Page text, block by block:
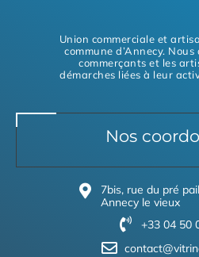
Union commerciale et
commune d’Annecy.
commerçants et les
démarches liées à leur
Nos
7bis, rue du pré
Annecy le vieux
+33 04 50